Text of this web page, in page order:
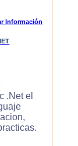
Información
.Net el